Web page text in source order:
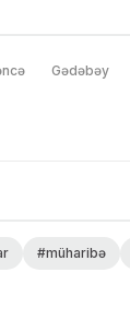
Gədəbəy
#müharibə